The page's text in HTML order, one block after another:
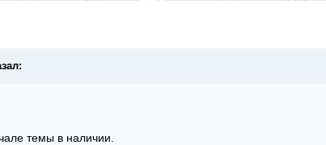
темы в наличии.